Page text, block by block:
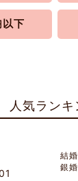
以下
人気ランキ
結
銀